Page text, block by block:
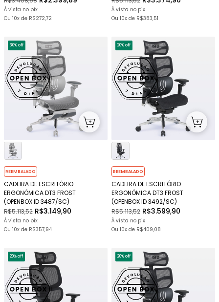
À vista no pix
Ou 10x de R$272,72
À vista no pix
Ou 10x de R$383,51
REEMBALADO
CADEIRA DE ESCRITÓRIO
ERGONÔMICA DT3 FROST
(OPENBOX ID 3487/SC)
R$5.113,52 R$3.149,90
30% off
À vista no pix
Ou 10x de R$357,94
REEMBALADO
CADEIRA DE ESCRITÓRIO
ERGONÔMICA DT3 FROST
(OPENBOX ID 3492/SC)
R$5.113,52 R$3.599,90
20% off
À vista no pix
Ou 10x de R$409,08
20% off 20% off